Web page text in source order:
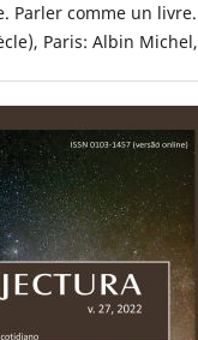
Parler comme un
Paris: Albin